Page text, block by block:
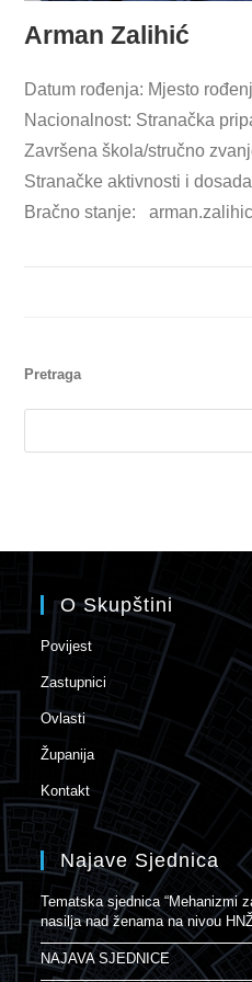
Arman Zalihić
Datum rođenja: Mjesto
Nacionalnost: Stranačka
Završena škola/stručno
Stranačke aktivnosti i
Bračno stanje:
Pretraga
O Skupštini
Povijest
Zastupnici
Ovlasti
Županija
Kontakt
Najave Sjednica
Tematska sjednica “Mehanizmi
nasilja nad ženama na nivou
NAJAVA SJEDNICE